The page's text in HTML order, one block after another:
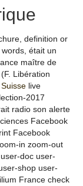
definition or
était un
maître de
Libération
live
2017
radio son alerte
Facebook
Facebook
in zoom-out
doc user-
shop user-
France check